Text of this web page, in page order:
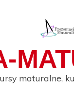
maturalne,